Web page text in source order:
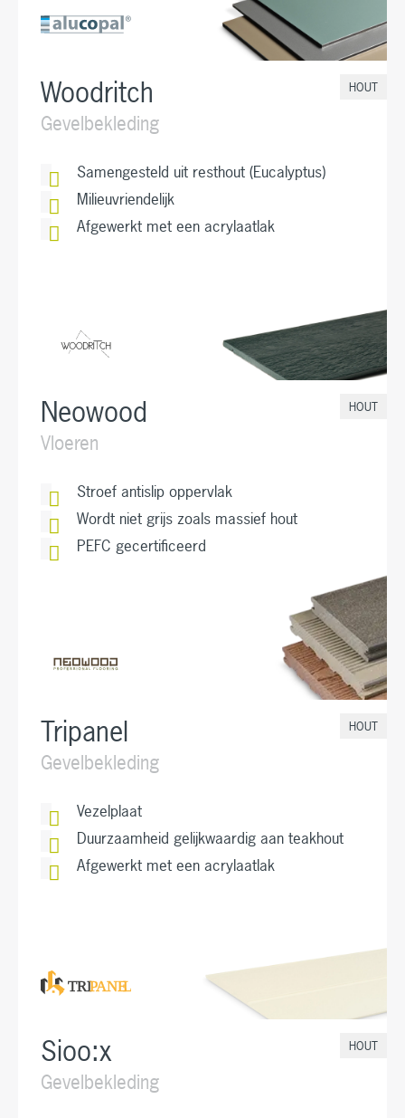
Woodritch
Gevelbekleding
HOUT
Samengesteld uit resthout (Eucalyptus)
Milieuvriendelijk
Afgewerkt met een acrylaatlak
Neowood
Vloeren
HOUT
Stroef antislip oppervlak
Wordt niet grijs zoals massief hout
PEFC gecertificeerd
Tripanel
Gevelbekleding
HOUT
Vezelplaat
Duurzaamheid gelijkwaardig aan teakhout
Afgewerkt met een acrylaatlak
Sioo:x
Gevelbekleding
HOUT